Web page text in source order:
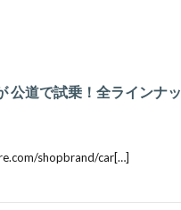
公道で試乗！全ラインナッ
shopbrand/car[…]